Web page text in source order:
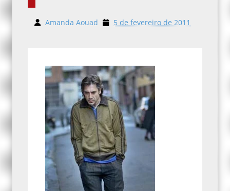
Amanda Aouad 5 de fevereiro de 2011